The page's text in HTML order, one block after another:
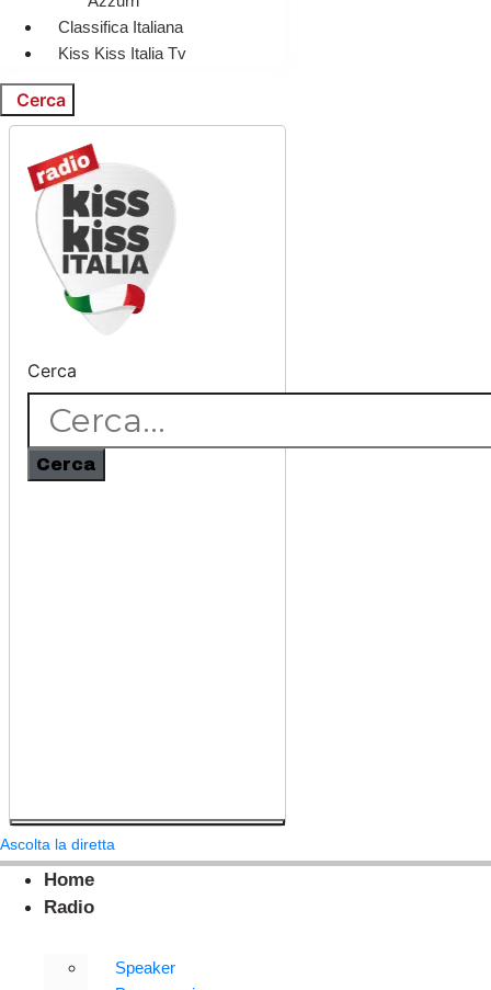
Classifica Italiana
Kiss Kiss Italia Tv
Cerca
Cerca
Cerca
Ascolta la diretta
Home
Radio
Speaker